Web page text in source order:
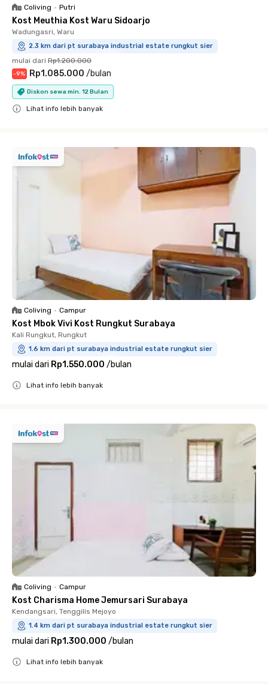
Coliving • Putri
Kost Meuthia Kost Waru Sidoarjo
Wadungasri, Waru
2.3 km dari pt surabaya industrial estate rungkut sier
mulai dari Rp1.200.000
-9% Rp1.085.000 /bulan
Diskon sewa min. 12 Bulan
Lihat info lebih banyak
Coliving • Campur
Kost Mbok Vivi Kost Rungkut Surabaya
Kali Rungkut, Rungkut
1.6 km dari pt surabaya industrial estate rungkut sier
mulai dari Rp1.550.000 /bulan
Lihat info lebih banyak
Coliving • Campur
Kost Charisma Home Jemursari Surabaya
Kendangsari, Tenggilis Mejoyo
1.4 km dari pt surabaya industrial estate rungkut sier
mulai dari Rp1.300.000 /bulan
Lihat info lebih banyak